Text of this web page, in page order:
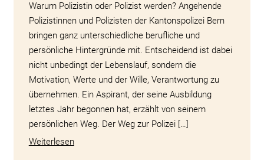
Warum Polizistin oder Polizist werden? Angehende
Polizistinnen und Polizisten der Kantonspolizei Bern
bringen ganz unterschiedliche berufliche und
persönliche Hintergründe mit. Entscheidend ist dabei
nicht unbedingt der Lebenslauf, sondern die
Motivation, Werte und der Wille, Verantwortung zu
übernehmen. Ein Aspirant, der seine Ausbildung
letztes Jahr begonnen hat, erzählt von seinem
persönlichen Weg. Der Weg zur Polizei […]
Weiterlesen